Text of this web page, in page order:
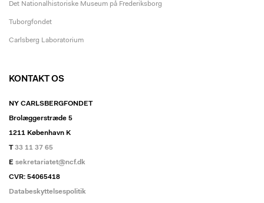
Det Nationalhistoriske Museum på Frederiksborg
Tuborgfondet
Carlsberg Laboratorium
KONTAKT OS
NY CARLSBERGFONDET
Brolæggerstræde 5
1211 København K
T33 11 37 65
E sekretariatet@ncf.dk
CVR: 54065418
Databeskyttelsespolitik